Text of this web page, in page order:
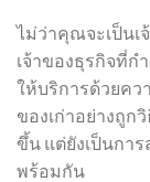
ไม่ว่าคุณจะเป็นเ
เจ้าของธุรกิจที่ก
ให้บริการด้วยคว
ของเก่าอย่างถูก
ขึ้น แต่ยังเป็นกา
พร้อมกัน